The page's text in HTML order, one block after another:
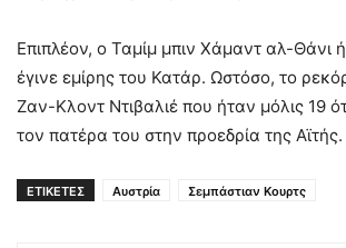
Επιπλέον, ο Ταμίμ μπιν Χάμαντ αλ-Θάνι
έγινε εμίρης του Κατάρ. Ωστόσο, το
Ζαν-Κλοντ Ντιβαλιέ που ήταν μόλις 19
τον πατέρα του στην προεδρία της Αϊτής.
ΕΤΙΚΕΤΕΣ Αυστρία Σεμπάστιαν Κουρτς